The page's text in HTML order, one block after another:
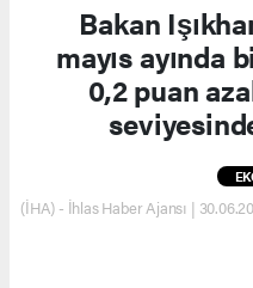
Bakan
mayıs ayında
0,2 puan
(İHA) - İhlas Haber Ajansı |